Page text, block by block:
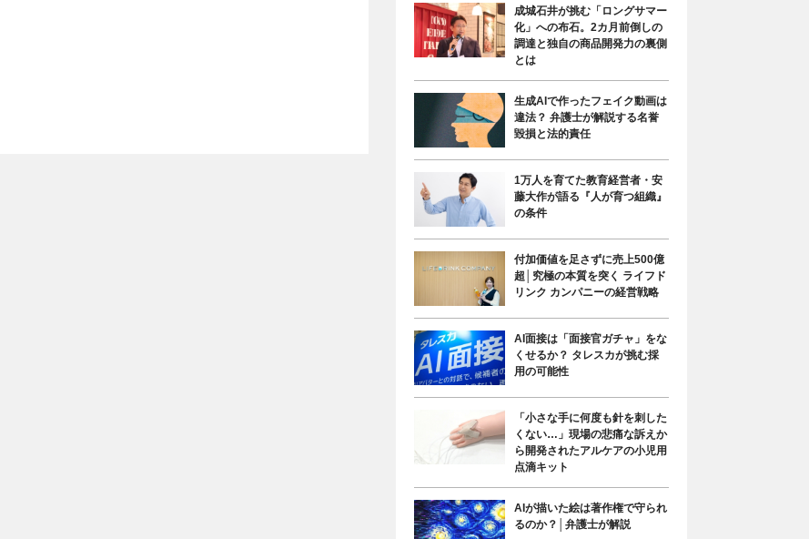
成城石井が挑む「ロングサマー
化」への布石。2カ月前倒しの
調達と独自の商品開発力の裏側
とは
生成AIで作ったフェイク動画は
違法？ 弁護士が解説する名誉
毀損と法的責任
1万人を育てた教育経営者・安
藤大作が語る『人が育つ組織』
の条件
付加価値を足さずに売上500億
超│究極の本質を突く ライフド
リンク カンパニーの経営戦略
AI面接は「面接官ガチャ」をな
くせるか？ タレスカが挑む採
用の可能性
「小さな手に何度も針を刺した
くない…」現場の悲痛な訴えか
ら開発されたアルケアの小児用
点滴キット
AIが描いた絵は著作権で守られ
るのか？│弁護士が解説